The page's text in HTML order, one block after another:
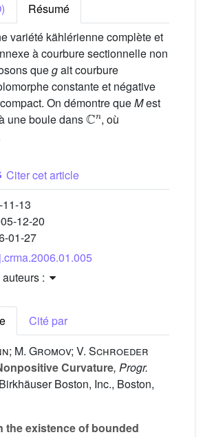
Résumé
variété kählérienne complète et
à courbure sectionnelle non
quegait courbure
constante et négative
On démontre queMest
une boule dans
Cn
, où
Citer cet article
13
12-20
01-27
:
Cité par
M. Gromov; V. Schroeder
Curvature, Progr.
Boston, Inc., Boston,
the existence of bounded